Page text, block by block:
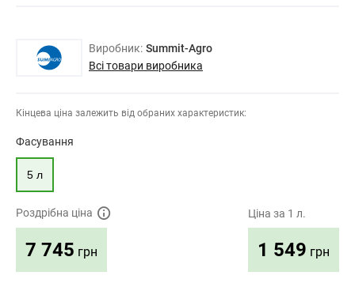
Виробник: Summit-Agro
Всі товари виробника
Кінцева ціна залежить від обраних характеристик:
Фасування
5 л
Роздрібна ціна
7 745 грн
Ціна за 1 л.
1 549 грн